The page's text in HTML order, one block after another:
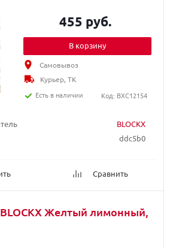
BLOCKX
ddc5b0
Сравнить
455 руб.
В корзину
Самовывоз
Курьер, ТК
Есть в наличии
Код: BXC12154
BLOCKX Желтый лимонный,